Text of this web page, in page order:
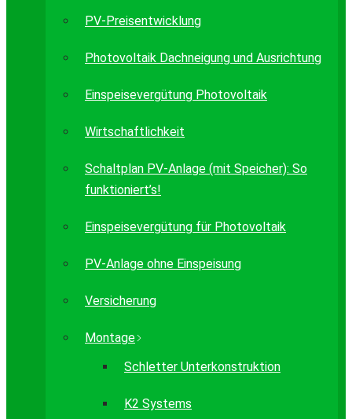
PV-Preisentwicklung
Photovoltaik Dachneigung und Ausrichtung
Einspeisevergütung Photovoltaik
Wirtschaftlichkeit
Schaltplan PV-Anlage (mit Speicher): So
funktioniert’s!
Einspeisevergütung für Photovoltaik
PV-Anlage ohne Einspeisung
Versicherung
Montage
Schletter Unterkonstruktion
K2 Systems